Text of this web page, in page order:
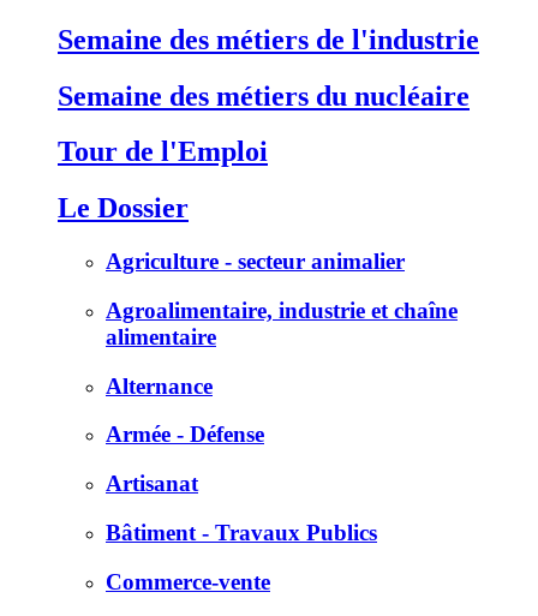
Semaine des métiers de l'industrie
Semaine des métiers du nucléaire
Tour de l'Emploi
Le Dossier
Agriculture - secteur animalier
Agroalimentaire, industrie et chaîne
alimentaire
Alternance
Armée - Défense
Artisanat
Bâtiment - Travaux Publics
Commerce-vente